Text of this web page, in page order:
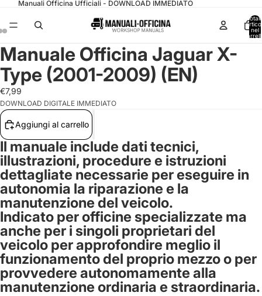
Manuali Officina Ufficiali - DOWNLOAD IMMEDIATO
nel
Manuale Officina Jaguar X-
Type (2001-2009) (EN)
€7,99
DOWNLOAD DIGITALE IMMEDIATO
Aggiungi al carrello
Il manuale include dati tecnici,
illustrazioni, procedure e istruzioni
dettagliate necessarie per eseguire in
autonomia la riparazione e la
manutenzione del veicolo.
Indicato per officine specializzate ma
anche per i singoli proprietari del
veicolo per approfondire meglio il
funzionamento del proprio mezzo o per
provvedere autonomamente alla
manutenzione ordinaria e straordinaria.